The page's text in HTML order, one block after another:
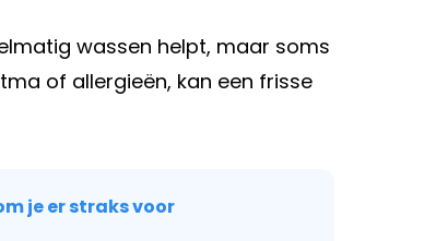
wassen helpt, maar soms
of allergieën, kan een frisse
je er straks voor